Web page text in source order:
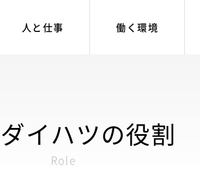
人と仕事 働く環境
イハツの役割
Role